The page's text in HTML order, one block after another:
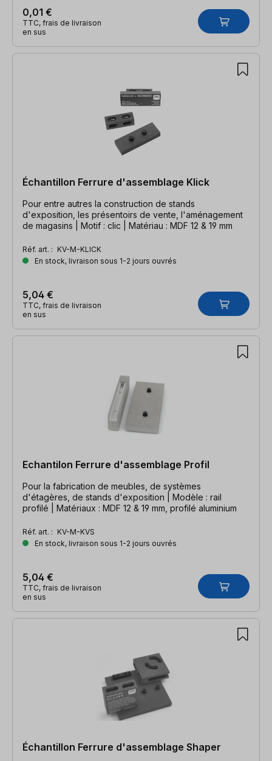
0,01 €
TTC, frais de livraison
en sus
Échantillon Ferrure d'assemblage Klick
Pour entre autres la construction de stands
d'exposition, les présentoirs de vente, l'aménagement
de magasins | Motif : clic | Matériau : MDF 12 & 19 mm
Réf. art. : KV-M-KLICK
En stock, livraison sous 1-2 jours ouvrés
5,04 €
TTC, frais de livraison
en sus
Echantilon Ferrure d'assemblage Profil
Pour la fabrication de meubles, de systèmes
d'étagères, de stands d'exposition | Modèle : rail
profilé | Matériaux : MDF 12 & 19 mm, profilé aluminium
Réf. art. : KV-M-KVS
En stock, livraison sous 1-2 jours ouvrés
5,04 €
TTC, frais de livraison
en sus
Échantillon Ferrure d'assemblage Shaper